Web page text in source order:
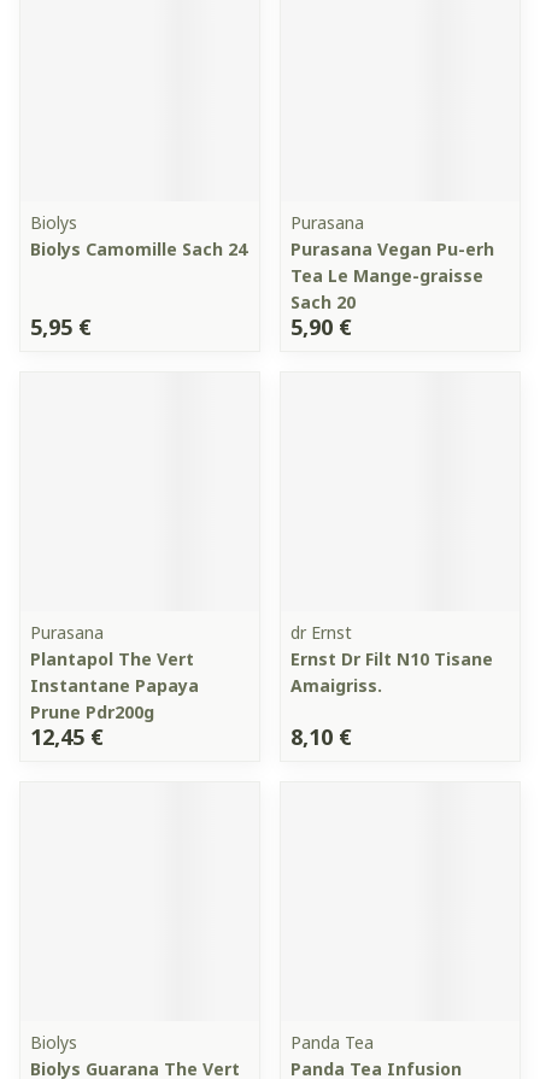
Biolys
Biolys Camomille Sach 24
5,95 €
Purasana
Purasana Vegan Pu-erh
Tea Le Mange-graisse
Sach 20
5,90 €
Purasana
Plantapol The Vert
Instantane Papaya
Prune Pdr200g
12,45 €
dr Ernst
Ernst Dr Filt N10 Tisane
Amaigriss.
8,10 €
Biolys
Biolys Guarana The Vert
Panda Tea
Panda Tea Infusion